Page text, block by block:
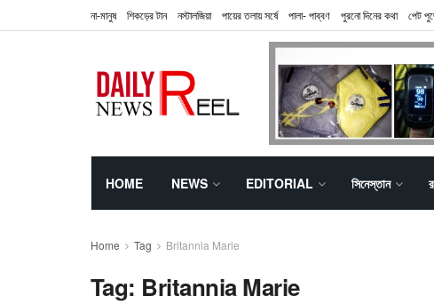
না-মানুষ শিকড়ের টান নস্টালজিয়া পায়ের তলায় সর্ষে পালা- পাব্বণ পুরনো দিনের কথা পেট
HOME NEWS EDITORIAL সিনেস্তান
Home Tag Britannia Marie
Tag: Britannia Marie